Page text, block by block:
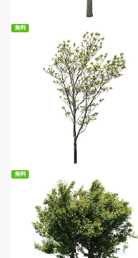
無料
無料ダウンロード
無料